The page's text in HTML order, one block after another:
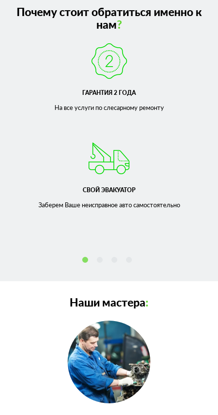
Почему стоит обратиться именно к
нам?
ГАРАНТИЯ 2 ГОДА
На все услуги по слесарномуремонту
СВОЙ ЭВАКУАТОР
Заберем Ваше неисправноеавто самостоятельно
Наши мастера: